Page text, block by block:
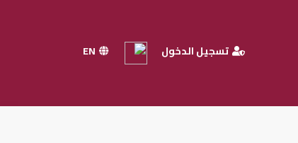
تسجيل الدخول